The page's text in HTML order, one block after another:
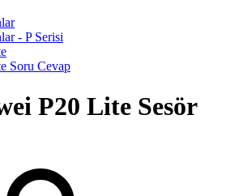
- P Serisi
Soru Cevap
P20 Lite Sesör